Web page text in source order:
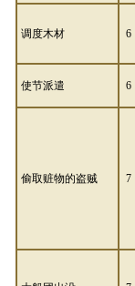
调度木材 6
使节派遣 6
偷取赃物的盗贼 7